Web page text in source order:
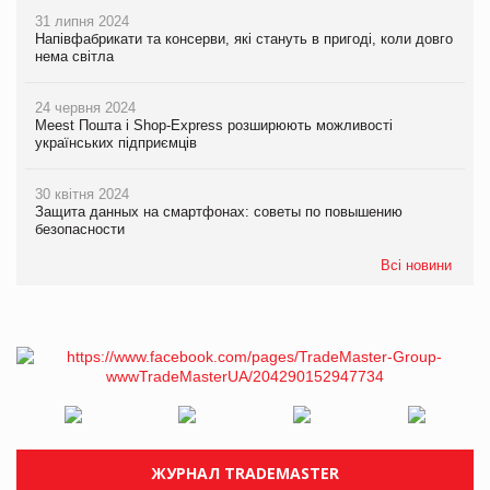
31 липня 2024
Напівфабрикати та консерви, які стануть в пригоді, коли довго
нема світла
24 червня 2024
Meest Пошта і Shop-Express розширюють можливості
українських підприємців
30 квітня 2024
Защита данных на смартфонах: советы по повышению
безопасности
Всі новини
ЖУРНАЛ TRADEMASTER